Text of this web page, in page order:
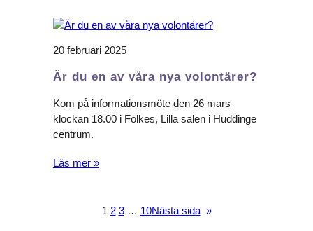
20 februari 2025
Är du en av våra nya volontärer?
Kom på informationsmöte den 26 mars
klockan 18.00 i Folkes, Lilla salen i Huddinge
centrum.
Läs mer »
1 2 3 … 10Nästa sida »